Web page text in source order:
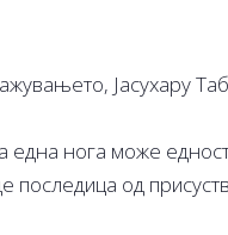
Јасухару
нога може
последица од